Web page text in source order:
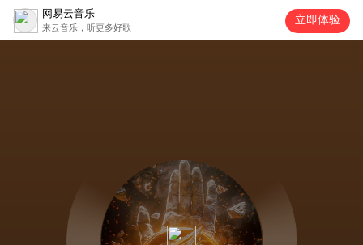
网易云音乐
来云音乐，听更多好歌
立即体验